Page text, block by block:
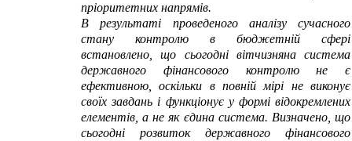
пріоритетних напрямів.
В результаті проведеного аналізу сучасного
стану контролю в бюджетній сфері
встановлено, що сьогодні вітчизняна система
державного фінансового контролю не є
ефективною, оскільки в повній мірі не виконує
своїх завдань і функціонує у формі відокремлених
елементів, а не як єдина система. Визначено, що
сьогодні розвиток державного фінансового